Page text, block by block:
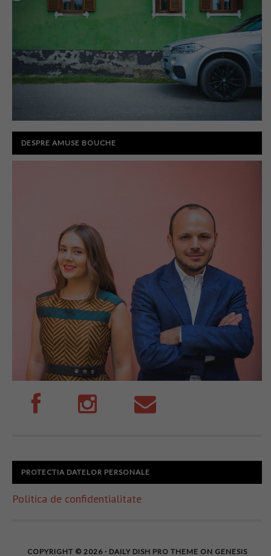
DESPRE AMUSE BOUCHE
PROTECTIA DATELOR PERSONALE
Politica de confidentialitate
COPYRIGHT © 2026 · DAILY DISH PRO THEME ON GENESIS